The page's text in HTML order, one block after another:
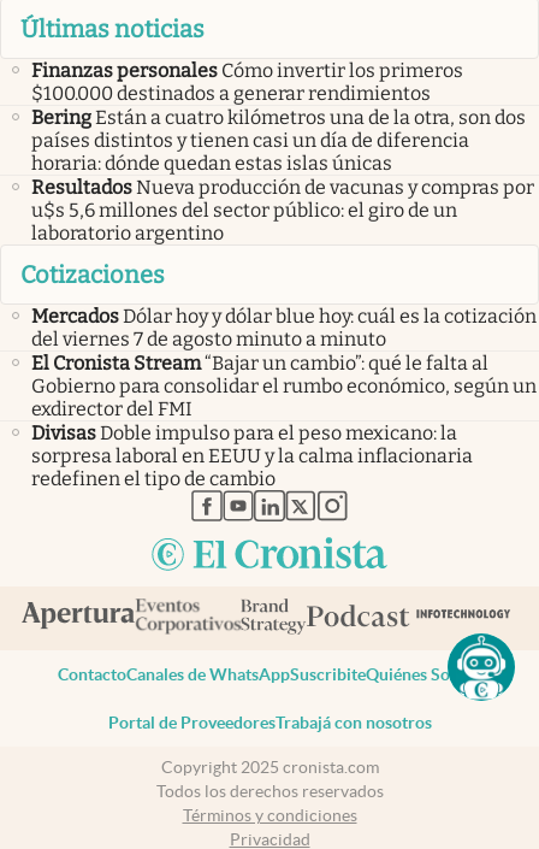
Últimas noticias
Finanzas personales Cómo invertir los primeros
$100.000 destinados a generar rendimientos
BeringEstán a cuatro kilómetros una de la otra, son dos
países distintos y tienen casi un día de diferencia
horaria: dónde quedan estas islas únicas
ResultadosNueva producción de vacunas y compras por
u$s 5,6 millones del sector público: el giro de un
laboratorio argentino
Cotizaciones
MercadosDólar hoy y dólar blue hoy: cuál es la cotización
del viernes 7 de agosto minuto a minuto
El Cronista Stream“Bajar un cambio”: qué le falta al
Gobierno para consolidar el rumbo económico, según un
exdirector del FMI
DivisasDoble impulso para el peso mexicano: la
sorpresa laboral en EEUU y la calma inflacionaria
redefinen el tipo de cambio
abre en nueva pestaña
abre en nueva pestaña
abre en nueva pestaña
abre en nueva pestaña
abre en nueva pestaña
ContactoCanales de WhatsAppSuscribiteQuiénes Somos
Portal de ProveedoresTrabajá con nosotros
Copyright 2025 cronista.com
Todos los derechos reservados
Términos y condiciones
Privacidad